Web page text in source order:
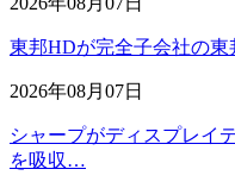
東邦HDが完全子会社の
2026年08月07日
シャープがディスプレイ
を吸収…